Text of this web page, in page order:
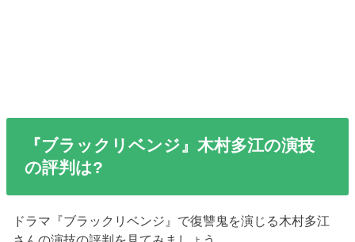
『ブラックリベンジ』木村多江の演技
の評判は?
ドラマ『ブラックリベンジ』で復讐鬼を演じる木村多江